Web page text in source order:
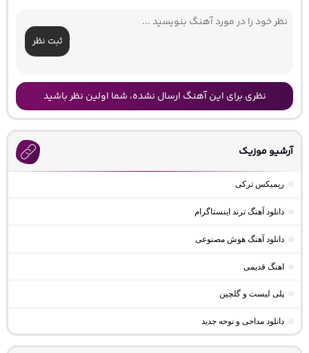
ثبت نظر
نظری برای این آهنگ ارسال نشده، شما اولین نظر باشید
آرشیو موزیک
ریمیکس ترکی
دانلود آهنگ ترند اینستاگرام
دانلود آهنگ هوش مصنوعی
اهنگ قدیمی
پلی لیست و گلچین
دانلود مداحی و نوحه جدید